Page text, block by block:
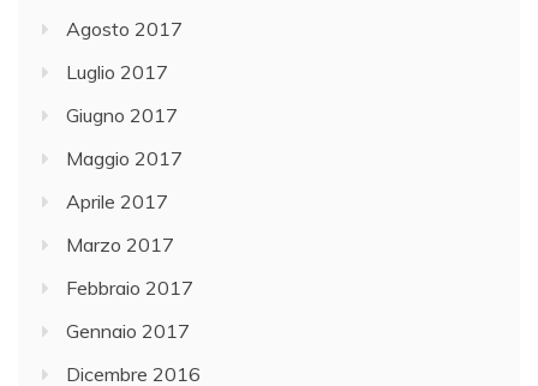
Agosto 2017
Luglio 2017
Giugno 2017
Maggio 2017
Aprile 2017
Marzo 2017
Febbraio 2017
Gennaio 2017
Dicembre 2016